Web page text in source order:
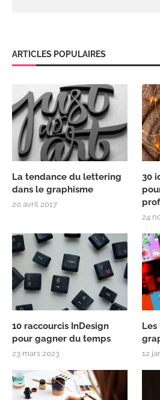
ARTICLES POPULAIRES
La tendance du lettering
dans le graphisme
20 avril 2017
30
24
10 raccourcis InDesign
pour gagner du temps
23 mars 2023
Les
12